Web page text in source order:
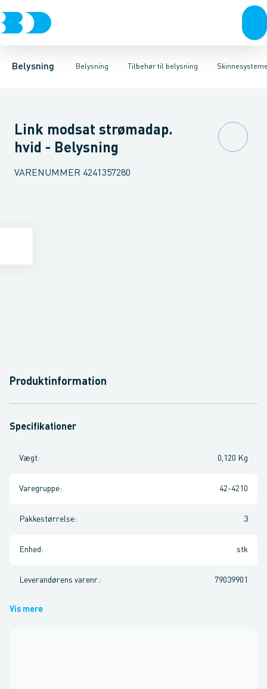
Belysning Belysning
Belysning Tilbehør til belysning
LyskilderBelysningsarmaturerLysstyringTilbehør til
SkinnesystemerBæreskinne for lysrørssystemer Mekanisk
Link modsat strømadap.
hvid - Belysning
VARENUMMER 4241357280
Produktinformation
Specifikationer
Vægt: 0,120 Kg
Varegruppe: 42-4210
Pakkestørrelse: 3
Enhed : stk
Leverandørens varenr. : 79039901
Vis mere